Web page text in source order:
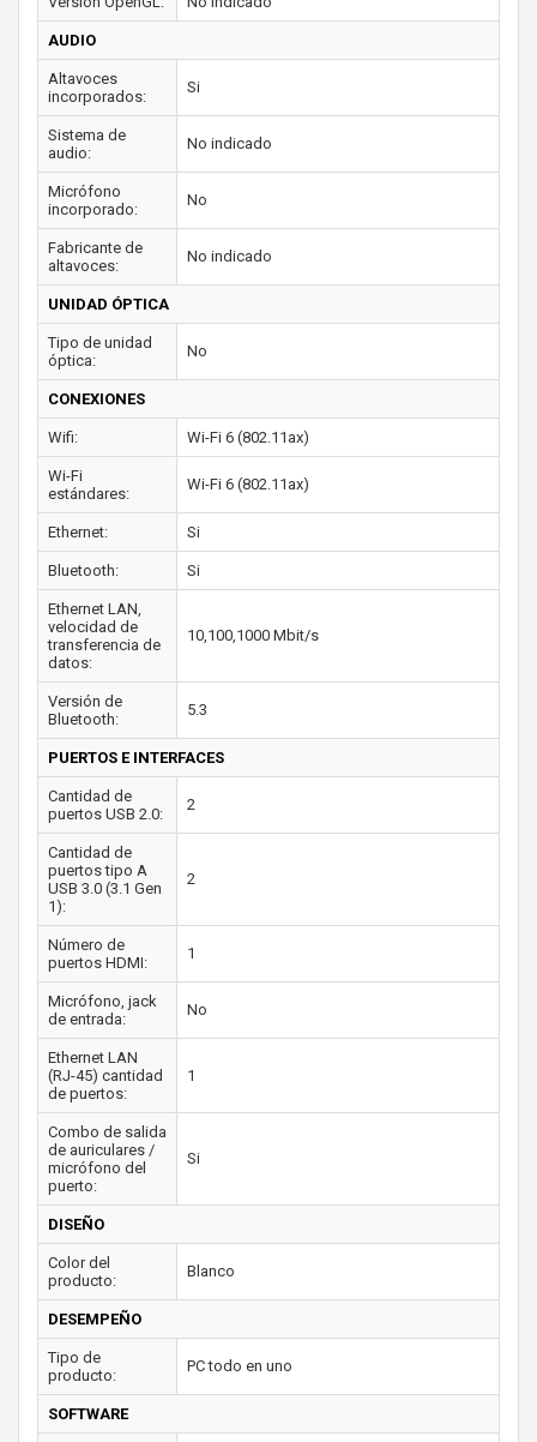
AUDIO
Altavoces
incorporados:
Si
Sistema de
audio:
No indicado
Micrófono
incorporado:
No
Fabricante de
altavoces:
No indicado
UNIDAD ÓPTICA
Tipo de unidad
óptica:
No
CONEXIONES
Wifi: Wi-Fi 6 (802.11ax)
Wi-Fi
estándares:
Wi-Fi 6 (802.11ax)
Ethernet: Si
Bluetooth: Si
Ethernet LAN,
velocidad de
transferencia de
datos:
10,100,1000 Mbit/s
Versión de
Bluetooth:
5.3
PUERTOS E INTERFACES
Cantidad de
puertos USB 2.0:
2
Cantidad de
puertos tipo A
USB 3.0 (3.1 Gen
1):
2
Número de
puertos HDMI:
1
Micrófono, jack
de entrada:
No
Ethernet LAN
(RJ-45) cantidad
de puertos:
1
Combo de salida
de auriculares /
micrófono del
puerto:
Si
DISEÑO
Color del
producto:
Blanco
DESEMPEÑO
Tipo de
producto:
PC todo en uno
SOFTWARE